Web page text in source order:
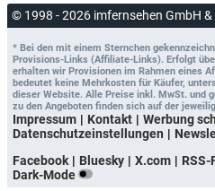
© 1998 - 2026 imfernsehen GmbH &
* Bei den mit einem Sternchen
Provisions-Links (Affiliate-Links). Erfolgt
erhalten wir Provisionen im Rahmen eines
bedeutet keine Mehrkosten für Käufer,
dieser Website. Alle Preise inkl. MwSt. und
zu den Angeboten finden sich auf der
Impressum Kontakt Werbung
Datenschutzeinstellungen
Facebook
Bluesky X.com RSS-
Dark-Mode